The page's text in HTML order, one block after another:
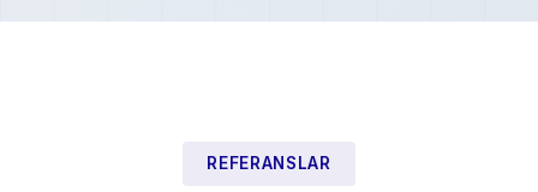
REFERANSLAR